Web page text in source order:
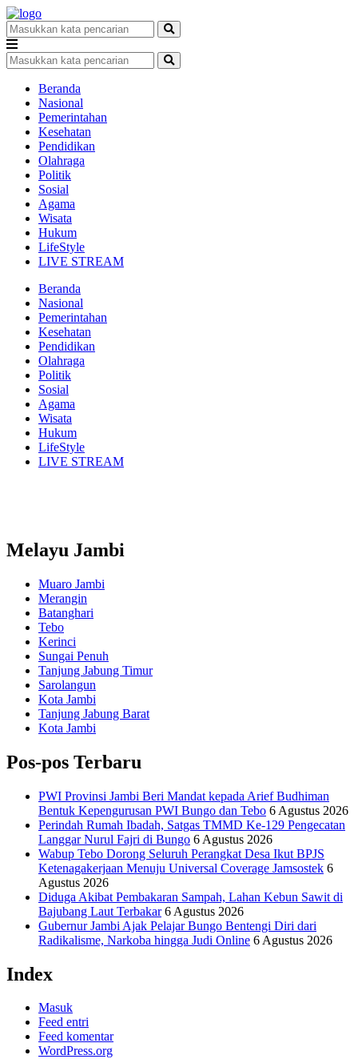
Beranda
Nasional
Pemerintahan
Kesehatan
Pendidikan
Olahraga
Politik
Sosial
Agama
Wisata
Hukum
LifeStyle
LIVE STREAM
Beranda
Nasional
Pemerintahan
Kesehatan
Pendidikan
Olahraga
Politik
Sosial
Agama
Wisata
Hukum
LifeStyle
LIVE STREAM
Melayu Jambi
Muaro Jambi
Merangin
Batanghari
Tebo
Kerinci
Sungai Penuh
Tanjung Jabung Timur
Sarolangun
Kota Jambi
Tanjung Jabung Barat
Kota Jambi
Pos-pos Terbaru
PWI Provinsi Jambi Beri Mandat kepada Arief Budhiman
Bentuk Kepengurusan PWI Bungo dan Tebo 6 Agustus 2026
Perindah Rumah Ibadah, Satgas TMMD Ke-129 Pengecatan
Langgar Nurul Fajri di Bungo 6 Agustus 2026
Wabup Tebo Dorong Seluruh Perangkat Desa Ikut BPJS
Ketenagakerjaan Menuju Universal Coverage Jamsostek 6
Agustus 2026
Diduga Akibat Pembakaran Sampah, Lahan Kebun Sawit di
Bajubang Laut Terbakar 6 Agustus 2026
Gubernur Jambi Ajak Pelajar Bungo Bentengi Diri dari
Radikalisme, Narkoba hingga Judi Online 6 Agustus 2026
Index
Masuk
Feed entri
Feed komentar
WordPress.org